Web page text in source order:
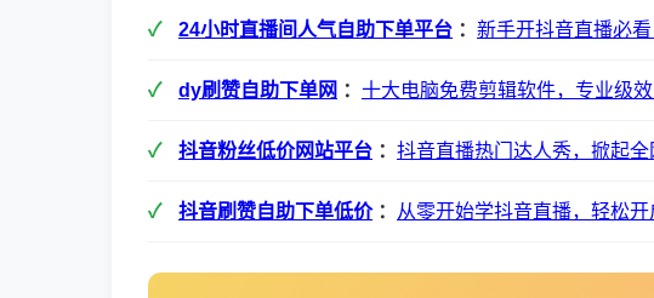
24小时直播间人气自助下单平台 ： 新手开抖音直播必
dy刷赞自助下单网 ： 十大电脑免费剪辑软件，专业级
抖音粉丝低价网站平台 ： 抖音直播热门达人秀，掀起全
抖音刷赞自助下单低价： 从零开始学抖音直播，轻松